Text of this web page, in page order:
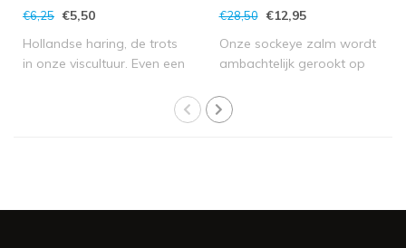
€6,25 €5,50
Hollandse haring, de trots
in onze viscultuur. Even een
€28,50 €12,95
Onze sockeye zalm wordt
ambachtelijk gerookt op